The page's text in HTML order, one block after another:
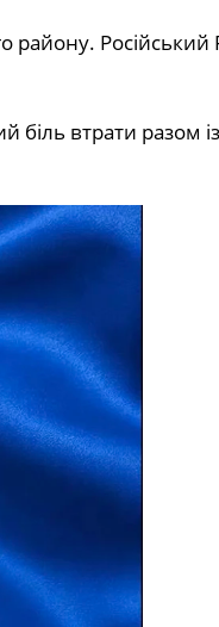
району. Російський
біль втрати разом із